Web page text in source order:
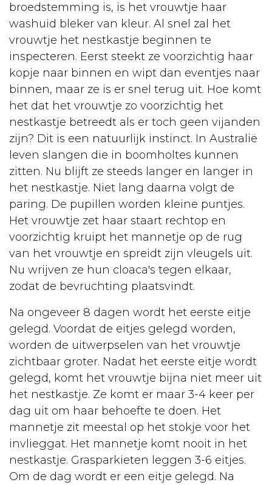
broedstemming is, is het vrouwtje haar
washuid bleker van kleur. Al snel zal het
vrouwtje het nestkastje beginnen te
inspecteren. Eerst steekt ze voorzichtig haar
kopje naar binnen en wipt dan eventjes naar
binnen, maar ze is er snel terug uit. Hoe komt
het dat het vrouwtje zo voorzichtig het
nestkastje betreedt als er toch geen vijanden
zijn? Dit is een natuurlijk instinct. In Australië
leven slangen die in boomholtes kunnen
zitten. Nu blijft ze steeds langer en langer in
het nestkastje. Niet lang daarna volgt de
paring. De pupillen worden kleine puntjes.
Het vrouwtje zet haar staart rechtop en
voorzichtig kruipt het mannetje op de rug
van het vrouwtje en spreidt zijn vleugels uit.
Nu wrijven ze hun cloaca's tegen elkaar,
zodat de bevruchting plaatsvindt.
Na ongeveer 8 dagen wordt het eerste eitje
gelegd. Voordat de eitjes gelegd worden,
worden de uitwerpselen van het vrouwtje
zichtbaar groter. Nadat het eerste eitje wordt
gelegd, komt het vrouwtje bijna niet meer uit
het nestkastje. Ze komt er maar 3-4 keer per
dag uit om haar behoefte te doen. Het
mannetje zit meestal op het stokje voor het
invlieggat. Het mannetje komt nooit in het
nestkastje. Grasparkieten leggen 3-6 eitjes.
Om de dag wordt er een eitje gelegd. Na